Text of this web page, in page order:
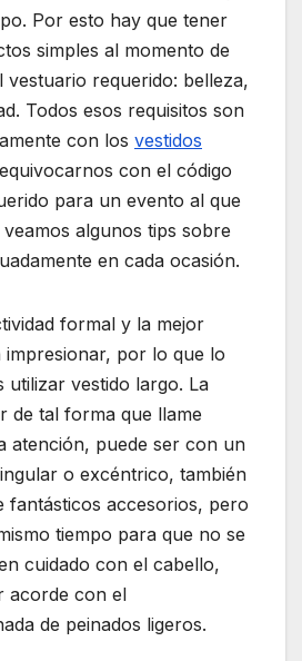
Por esto hay que tener
simples al momento de
requerido: belleza,
Todos esos requisitos son
con los vestidos
con el código
para un evento al que
algunos tips sobre
en cada ocasión.
formal y la mejor
por lo que lo
utilizar vestido largo. La
de tal forma que llame
atención, puede ser con un
o excéntrico, también
fantásticos accesorios, pero
tiempo para que no se
cuidado con el cabello,
acorde con el
de peinados ligeros.